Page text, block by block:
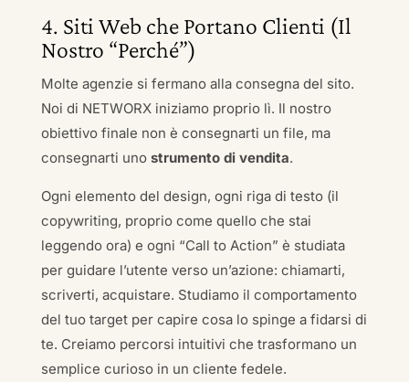
4. Siti Web che Portano Clienti (Il
Nostro “Perché”)
Molte agenzie si fermano alla consegna del sito.
Noi di NETWORX iniziamo proprio lì. Il nostro
obiettivo finale non è consegnarti un file, ma
consegnarti uno strumento di vendita.
Ogni elemento del design, ogni riga di testo (il
copywriting, proprio come quello che stai
leggendo ora) e ogni “Call to Action” è studiata
per guidare l’utente verso un’azione: chiamarti,
scriverti, acquistare. Studiamo il comportamento
del tuo target per capire cosa lo spinge a fidarsi di
te. Creiamo percorsi intuitivi che trasformano un
semplice curioso in un cliente fedele.